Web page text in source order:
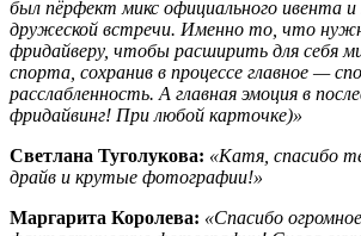
был пёрфект микс официального ивента
дружеской встречи. Именно то, что
фридайверу, чтобы расширить для себя
спорта, сохранив в процессе главное —
расслабленность. А главная эмоция в
фридайвинг! При любой карточке)»
Светлана Туголукова: «Катя, спасибо
драйв и крутые фотографии!»
Маргарита Королева: «Спасибо